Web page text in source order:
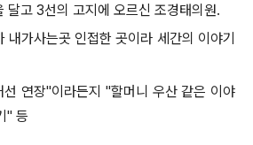
달고 3선의 고지에 오르신 조경태의원.
내가사는곳 인접한 곳이라 세간의 이야기
연장"이라든지 "할머니 우산 같은 이야
" 등